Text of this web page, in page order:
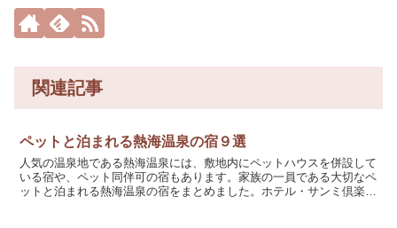
関連記事
ペットと泊まれる熱海温泉の宿９選
人気の温泉地である熱海温泉には、敷地内にペットハウスを併設して
いる宿や、ペット同伴可の宿もあります。家族の一員である大切なペ
ットと泊まれる熱海温泉の宿をまとめました。ホテル・サンミ倶楽部